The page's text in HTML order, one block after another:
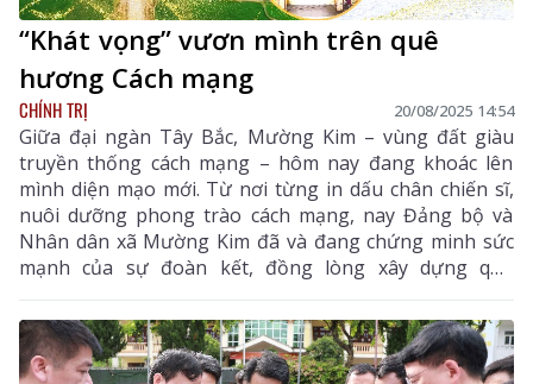
“Khát vọng” vươn mình trên quê
hương Cách mạng
CHÍNH TRỊ 20/08/2025 14:54
Giữa đại ngàn Tây Bắc, Mường Kim – vùng đất giàu
truyền thống cách mạng – hôm nay đang khoác lên
mình diện mạo mới. Từ nơi từng in dấu chân chiến sĩ,
nuôi dưỡng phong trào cách mạng, nay Đảng bộ và
Nhân dân xã Mường Kim đã và đang chứng minh sức
mạnh của sự đoàn kết, đồng lòng xây dựng quê
hương ngày một giàu đẹp, văn minh và phát triển bền
vững.